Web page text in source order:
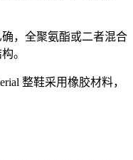
，全聚氨酯或二者混合
。
整鞋采用橡胶材料，